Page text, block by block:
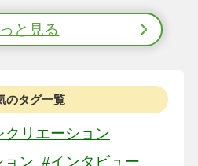
と見る
のタグ一覧
クリエーション
ン #インタビュー